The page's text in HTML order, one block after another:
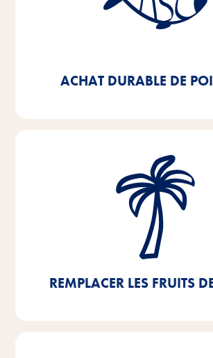
ACHAT DURABLE DE
des sous-produits de poisson que nous
REMPLACER LES FRUITS
Remplacer les fruits de
Nous travaillons intensivement à
l'huile de palme ou de la graisse de
d'huile de palme que nous utilisons
actuellement provient de sources